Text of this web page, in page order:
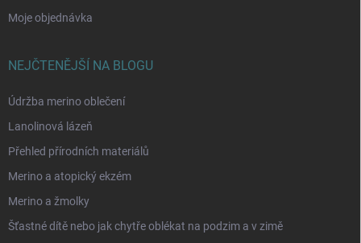
Moje objednávka
NEJČTENĚJŠÍ NA BLOGU
Údržba merino oblečení
Lanolinová lázeň
Přehled přírodních materiálů
Merino a atopický ekzém
Merino a žmolky
Šťastné dítě nebo jak chytře oblékat na podzim a v zimě